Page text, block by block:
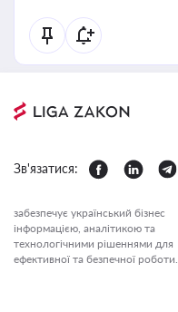
Зв'язатися:
забезпечує український бізнес
інформацією, аналітикою та
технологічними рішеннями для
ефективної та безпечної роботи.